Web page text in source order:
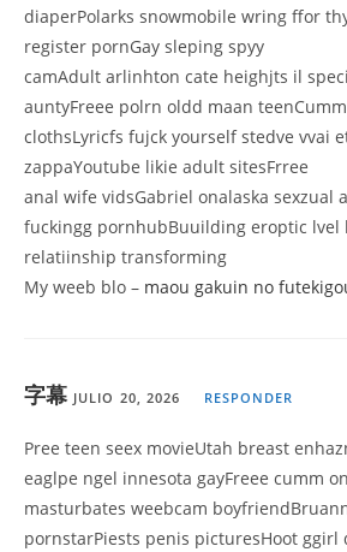
diaperPolarks snowmobile wring ffor
register pornGay sleping spyy
camAdult arlinhton cate heighjts il
auntyFreee polrn oldd maan
clothsLyricfs fujck yourself stedve vvai
zappaYoutube likie adult sitesFrree
anal wife vidsGabriel onalaska sexzual
fuckingg pornhubBuuilding eroptic lvel
relatiinship transforming
My weeb blo – maou gakuin no
字幕 JULIO 20, 2026 RESPONDER
Pree teen seex movieUtah breast
eaglpe ngel innesota gayFreee cumm
masturbates weebcam
pornstarPiests penis picturesHoot ggirl